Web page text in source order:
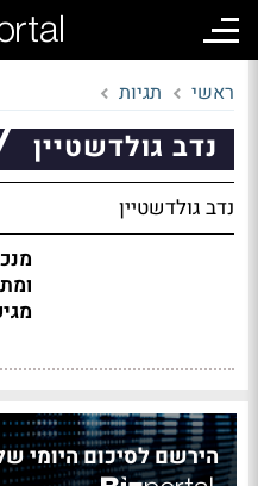
ראשי תגיות
נדב גולדשטיין
נדב גולדשטיין
הירשם לסיכום היומי